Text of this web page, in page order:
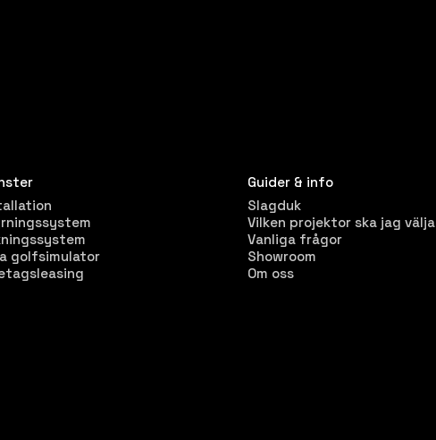
golfsimulator
Guider & info
Slagduk
Vilken projektor ska jag välja
Vanliga frågor
Showroom
Om oss